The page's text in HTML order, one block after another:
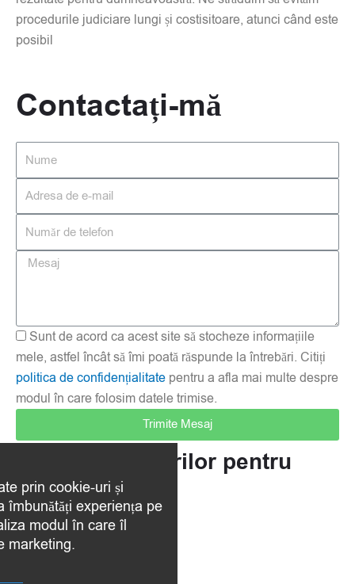
procedurile judiciare lungi și costisitoare, atunci când este
posibil
Contactați-mă
Sunt de acord ca acest site să stocheze informațiile
mele, astfel încât să îmi poată răspunde la întrebări. Citiți
politica de confidențialitate pentru a afla mai multe despre
modul în care folosim datele trimise.
Trimite Mesaj
Dreptul Asigurărilor pentru
accident auto
prin cookie-uri și
îmbunătăți experiența pe
modul în care îl
marketing.